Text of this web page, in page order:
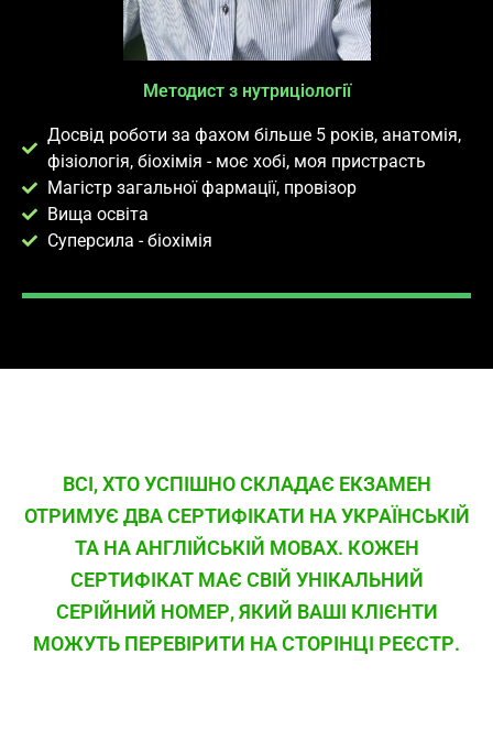
Методист з нутриціології
Досвід роботи за фахом більше 5 років, анатомія,
фізіологія, біохімія - моє хобі, моя пристрасть
Магістр загальної фармації, провізор
Вища освіта
Суперсила - біохімія
ВСІ, ХТО УСПІШНО СКЛАДАЄ ЕКЗАМЕН
ОТРИМУЄ ДВА СЕРТИФІКАТИ НА УКРАЇНСЬКІЙ
ТА НА АНГЛІЙСЬКІЙ МОВАХ. КОЖЕН
СЕРТИФІКАТ МАЄ СВІЙ УНІКАЛЬНИЙ
СЕРІЙНИЙ НОМЕР, ЯКИЙ ВАШІ КЛІЄНТИ
МОЖУТЬ ПЕРЕВІРИТИ НА СТОРІНЦІ РЕЄСТР.